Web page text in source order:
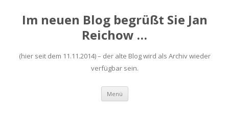
Im neuen Blog begrüßt Sie Jan
Reichow …
(hier seit dem 11.11.2014) – der alte Blog wird als Archiv wieder
verfügbar sein.
Menü Zum
springen